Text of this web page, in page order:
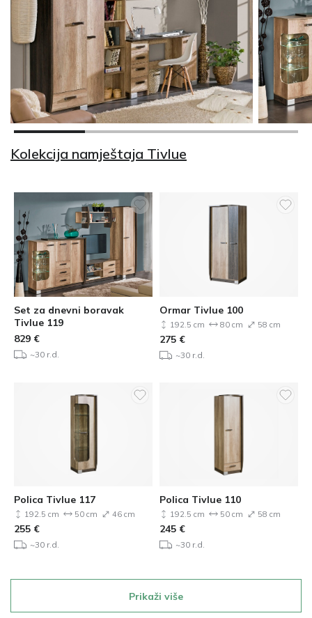
Kolekcija namještaja Tivlue
Set za dnevni boravak
Tivlue 119
829 €
~30 r.d.
Ormar Tivlue 100
192.5 cm 80 cm 58 cm
275 €
~30 r.d.
Polica Tivlue 117
192.5 cm 50 cm 46 cm
255 €
~30 r.d.
Polica Tivlue 110
192.5 cm 50 cm 58 cm
245 €
~30 r.d.
Prikaži više